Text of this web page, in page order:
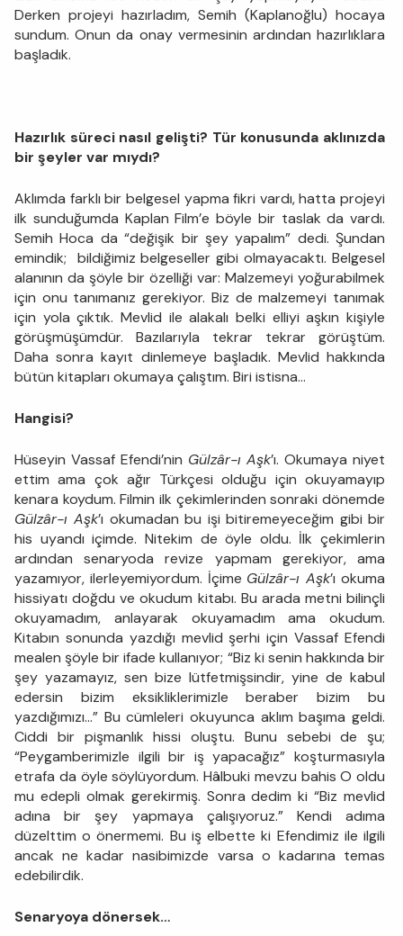
Derken projeyi hazırladım, Semih (Kaplanoğlu) hocaya
sundum. Onun da onay vermesinin ardından hazırlıklara
başladık.
Hazırlık süreci nasıl gelişti? Tür konusunda aklınızda
bir şeyler var mıydı?
Aklımda farklı bir belgesel yapma fikri vardı, hatta projeyi
ilk sunduğumda Kaplan Film’e böyle bir taslak da vardı.
Semih Hoca da “değişik bir şey yapalım” dedi. Şundan
emindik; bildiğimiz belgeseller gibi olmayacaktı. Belgesel
alanının da şöyle bir özelliği var: Malzemeyi yoğurabilmek
için onu tanımanız gerekiyor. Biz de malzemeyi tanımak
için yola çıktık. Mevlid ile alakalı belki elliyi aşkın kişiyle
görüşmüşümdür. Bazılarıyla tekrar tekrar görüştüm.
Daha sonra kayıt dinlemeye başladık. Mevlid hakkında
bütün kitapları okumaya çalıştım. Biri istisna…
Hangisi?
Hüseyin Vassaf Efendi’nin Gülzâr-ı Aşk’ı. Okumaya niyet
ettim ama çok ağır Türkçesi olduğu için okuyamayıp
kenara koydum. Filmin ilk çekimlerinden sonraki dönemde
Gülzâr-ı Aşk’ı okumadan bu işi bitiremeyeceğim gibi bir
his uyandı içimde. Nitekim de öyle oldu. İlk çekimlerin
ardından senaryoda revize yapmam gerekiyor, ama
yazamıyor, ilerleyemiyordum. İçime Gülzâr-ı Aşk’ı okuma
hissiyatı doğdu ve okudum kitabı. Bu arada metni bilinçli
okuyamadım, anlayarak okuyamadım ama okudum.
Kitabın sonunda yazdığı mevlid şerhi için Vassaf Efendi
mealen şöyle bir ifade kullanıyor; “Biz ki senin hakkında bir
şey yazamayız, sen bize lütfetmişsindir, yine de kabul
edersin bizim eksikliklerimizle beraber bizim bu
yazdığımızı…” Bu cümleleri okuyunca aklım başıma geldi.
Ciddi bir pişmanlık hissi oluştu. Bunu sebebi de şu;
“Peygamberimizle ilgili bir iş yapacağız” koşturmasıyla
etrafa da öyle söylüyordum. Hâlbuki mevzu bahis O oldu
mu edepli olmak gerekirmiş. Sonra dedim ki “Biz mevlid
adına bir şey yapmaya çalışıyoruz.” Kendi adıma
düzelttim o önermemi. Bu iş elbette ki Efendimiz ile ilgili
ancak ne kadar nasibimizde varsa o kadarına temas
edebilirdik.
Senaryoya dönersek…